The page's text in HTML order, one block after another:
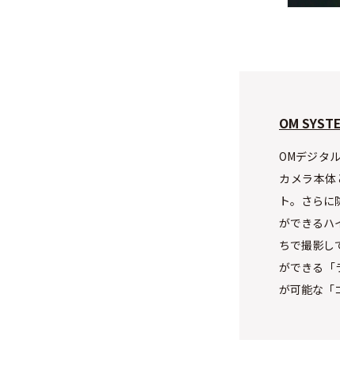
OM
OMデジタ
カメラ本
ト。さら
ができるハ
ちで撮影し
ができる「
が可能な「